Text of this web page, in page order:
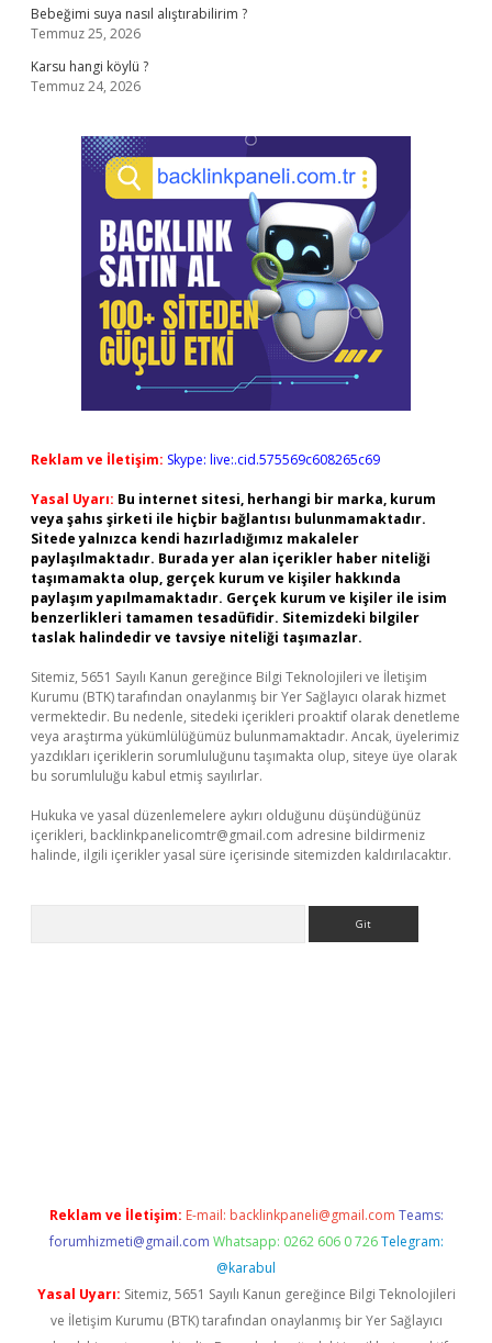
Bebeğimi suya nasıl alıştırabilirim ?
Temmuz 25, 2026
Karsu hangi köylü ?
Temmuz 24, 2026
Reklam ve İletişim: Skype: live:.cid.575569c608265c69
Yasal Uyarı: Bu internet sitesi, herhangi bir marka, kurum
veya şahıs şirketi ile hiçbir bağlantısı bulunmamaktadır.
Sitede yalnızca kendi hazırladığımız makaleler
paylaşılmaktadır. Burada yer alan içerikler haber niteliği
taşımamakta olup, gerçek kurum ve kişiler hakkında
paylaşım yapılmamaktadır. Gerçek kurum ve kişiler ile isim
benzerlikleri tamamen tesadüfidir. Sitemizdeki bilgiler
taslak halindedir ve tavsiye niteliği taşımazlar.
Sitemiz, 5651 Sayılı Kanun gereğince Bilgi Teknolojileri ve İletişim
Kurumu (BTK) tarafından onaylanmış bir Yer Sağlayıcı olarak hizmet
vermektedir. Bu nedenle, sitedeki içerikleri proaktif olarak denetleme
veya araştırma yükümlülüğümüz bulunmamaktadır. Ancak, üyelerimiz
yazdıkları içeriklerin sorumluluğunu taşımakta olup, siteye üye olarak
bu sorumluluğu kabul etmiş sayılırlar.
Hukuka ve yasal düzenlemelere aykırı olduğunu düşündüğünüz
içerikleri, backlinkpanelicomtr@gmail.com adresine bildirmeniz
halinde, ilgili içerikler yasal süre içerisinde sitemizden kaldırılacaktır.
Reklam ve İletişim: E-mail: backlinkpaneli@gmail.com Teams:
forumhizmeti@gmail.com Whatsapp: 0262 606 0 726 Telegram:
@karabul
Yasal Uyarı: Sitemiz, 5651 Sayılı Kanun gereğince Bilgi Teknolojileri
ve İletişim Kurumu (BTK) tarafından onaylanmış bir Yer Sağlayıcı